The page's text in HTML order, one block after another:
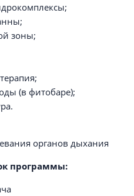
зоны;
(в фитобаре);
органов дыхания
программы: